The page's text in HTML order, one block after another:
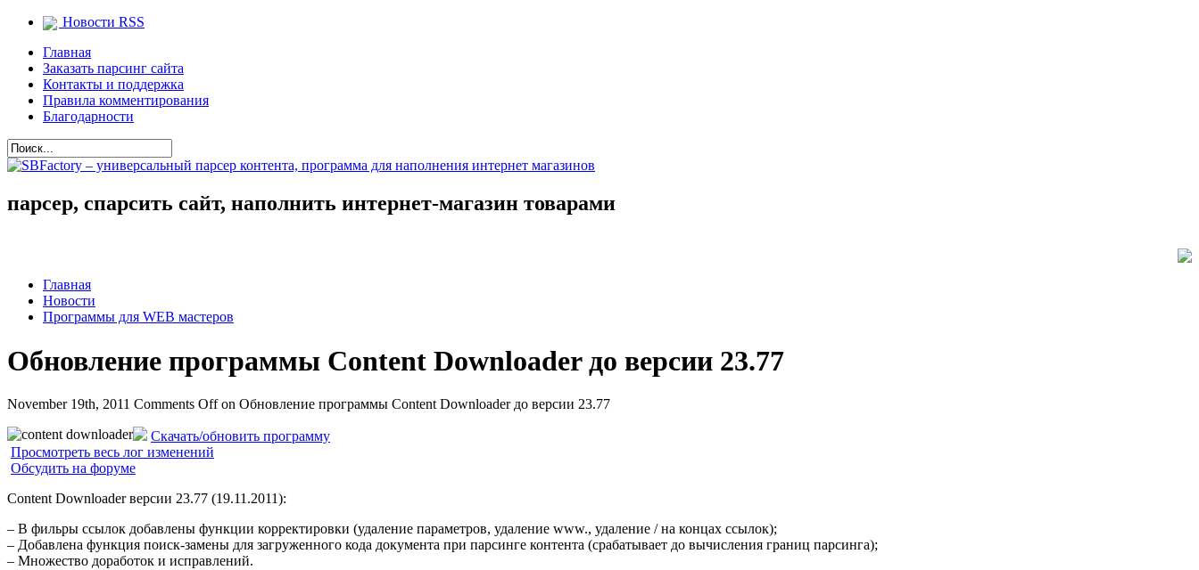
Новости RSS
Главная
Заказать парсинг сайта
Контакты и поддержка
Правила комментирования
Благодарности
парсер, спарсить сайт, наполнить интернет-магазин товарами
Главная
Новости
Программы для WEB мастеров
Обновление программы Content Downloader до версии 23.77
November 19th, 2011 Comments Offon Обновление программы Content Downloader до версии 23.77
Скачать/обновить программу
Просмотреть весь лог изменений
Обсудить на форуме
Content Downloader версии 23.77 (19.11.2011):
– В фильры ссылок добавлены функции корректировки (удаление параметров, удаление www., удаление / на концах ссылок);
– Добавлена функция поиск-замены для загруженного кода документа при парсинге контента (срабатывает до вычисления границ парсинга);
– Множество доработок и исправлений.